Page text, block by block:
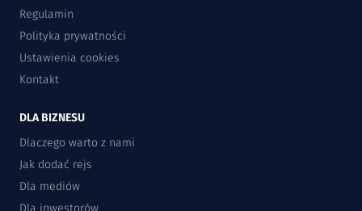
Regulamin
Polityka prywatności
Ustawienia cookies
Kontakt
DLA BIZNESU
Dlaczego warto z nami
Jak dodać rejs
Dla mediów
Dla inwestorów